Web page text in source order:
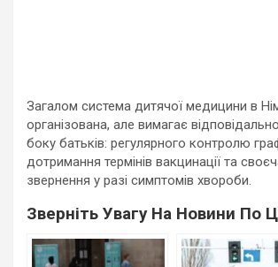
Загалом система дитячої медицини в
організована, але вимагає
боку батьків: регулярного контролю
дотримання термінів вакцинації та
звернення у разі симптомів хвороби.
Зверніть Увагу На Новини По